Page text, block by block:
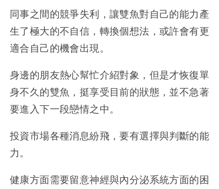
同事之間的競爭失利，讓雙魚對自己的能力產
生了極大的不自信，轉換個想法，或許會有更
適合自己的機會出現。
身邊的朋友熱心幫忙介紹對象，但是才恢復單
身不久的雙魚，挺享受目前的狀態，並不急著
要進入下一段戀情之中。
投資市場各種消息紛飛，要有選擇與判斷的能
力。
健康方面需要留意神經與內分泌系統方面的困